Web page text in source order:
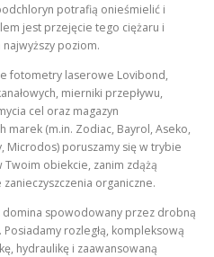
potrafią onieśmielić i
jest przejęcie tego ciężaru i
poziom.
fotometry laserowe Lovibond,
mierniki przepływu,
cel oraz magazyn
marek (m.in. Zodiac, Bayrol, Aseko,
Microdos) poruszamy się w trybie
obiekcie, zanim zdążą
organiczne.
domina spowodowany przez drobną
rozległą, kompleksową
hydraulikę i zaawansowaną